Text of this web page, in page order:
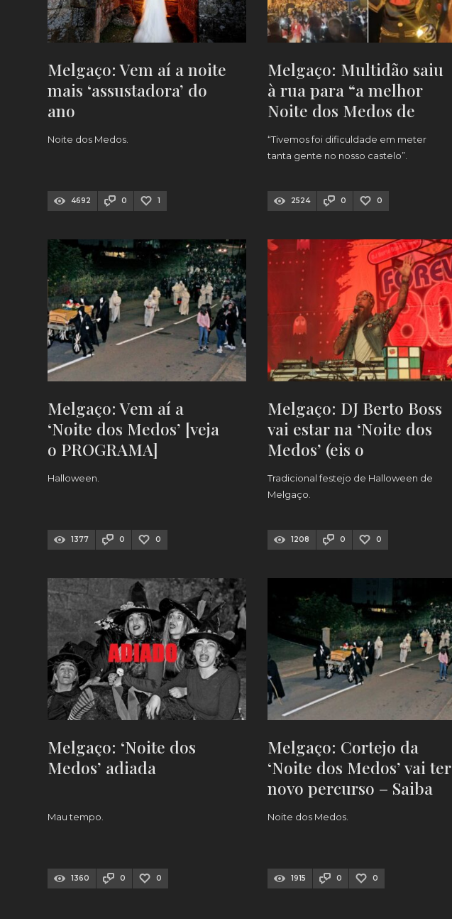
Melgaço: Vem aí a noite
mais ‘assustadora’ do
ano
Noite dos Medos.
4692 0 1
Melgaço: Multidão saiu
à rua para “a melhor
Noite dos Medos de
sempre” [FOTOS]
“Tivemos foi dificuldade em meter
tanta gente no nosso castelo”.
2524 0 0
Melgaço: Vem aí a
‘Noite dos Medos’ [veja
o PROGRAMA]
Halloween.
1377 0 0
Melgaço: DJ Berto Boss
vai estar na ‘Noite dos
Medos’ (eis o
PROGRAMA)
Tradicional festejo de Halloween de
Melgaço.
1208 0 0
Melgaço: ‘Noite dos
Medos’ adiada
Mau tempo.
1360 0 0
Melgaço: Cortejo da
‘Noite dos Medos’ vai ter
novo percurso – Saiba
qual
Noite dos Medos.
1915 0 0